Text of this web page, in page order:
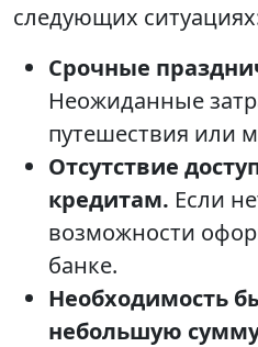
следующих
Срочные
Неожиданные
путешествия или
Отсутствие
кредитам. Если
возможности
банке.
Необходимость
небольшую